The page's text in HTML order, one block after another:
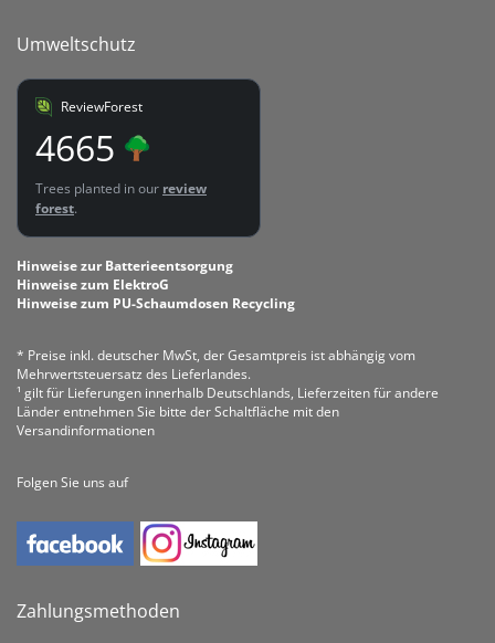
Umweltschutz
ReviewForest
4665
Trees planted in our review
forest.
Hinweise zur Batterieentsorgung
Hinweise zum ElektroG
Hinweise zum PU-Schaumdosen Recycling
* Preise inkl. deutscher MwSt, der Gesamtpreis ist abhängig vom
Mehrwertsteuersatz des Lieferlandes.
¹ gilt für Lieferungen innerhalb Deutschlands, Lieferzeiten für andere
Länder entnehmen Sie bitte der Schaltfläche mit den
Versandinformationen
Folgen Sie uns auf
Zahlungsmethoden